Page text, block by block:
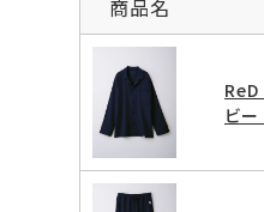
商品名
ReD
ビ